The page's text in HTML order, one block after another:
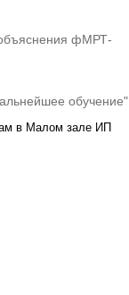
фМРТ-
обучение"
в Малом зале ИП